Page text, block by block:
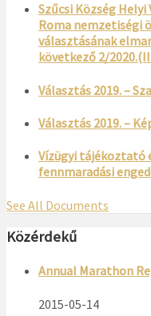
Szűcsi Község
Roma nemzetiségi
választásának
következő 2/
Választás 2019. –
Választás 2019. –
Vízügyi tájékoztató
fennmaradási
See All Documents
Közérdekű
Annual Marathon
2015-05-14